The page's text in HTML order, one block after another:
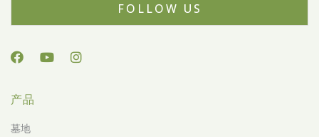
FOLLOW US
产品
墓地